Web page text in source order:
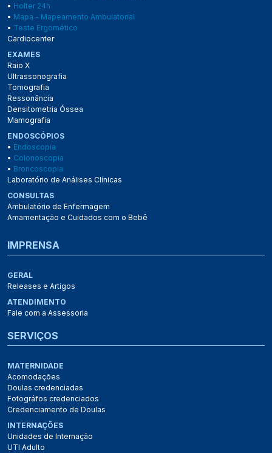
• Holter 24h
• Mapa - Mapeamento Ambulatorial
• Teste Ergomético
Cardiocenter
EXAMES
Raio X
Ultrassonografia
Tomografia
Ressonância
Densitometria Óssea
Mamografia
ENDOSCÓPIOS
• Endoscopia
• Colonoscopia
• Broncoscopia
Laboratório de Análises Clínicas
CONSULTAS
Ambulatório de Enfermagem
Amamentação e Cuidados com o Bebê
IMPRENSA
GERAL
Releases e Artigos
ATENDIMENTO
Fale com a Assessoria
SERVIÇOS
MATERNIDADE
Acomodações
Doulas credenciadas
Fotográfos credenciados
Credenciamento de Doulas
INTERNAÇÕES
Unidades de Internação
UTI Adulto